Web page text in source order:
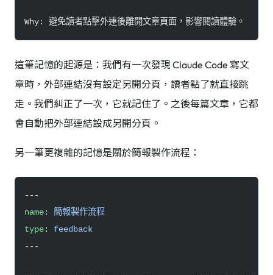
Why: 避免讀者點擊外連後離開文章頁面，影響閱讀體驗。
這筆記憶的起源是：我們有一次發現 Claude Code 寫文
章時，外部連結沒有設定另開分頁，讀者點了就直接跳
走。我們糾正了一次，它就記住了。之後每篇文章，它都
會自動把外部連結設成另開分頁。
另一筆更複雜的記憶是關於簡報製作流程：
---
name: 簡報製作流程
type: feedback
---